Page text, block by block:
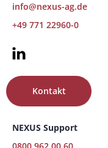
info@nexus-ag.de
+49 771 22960-0
NEXUS Support
Kontakt